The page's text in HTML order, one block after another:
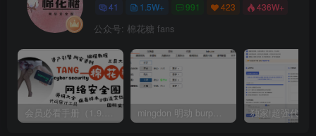
41 1.5W+ 991 423 436W+
公众号: 棉花糖 fans
会员必看手册（1.9.0版本 26.4.5更新） mingdon 明动 burp插件0.2.6版本 本地时间校验去除版